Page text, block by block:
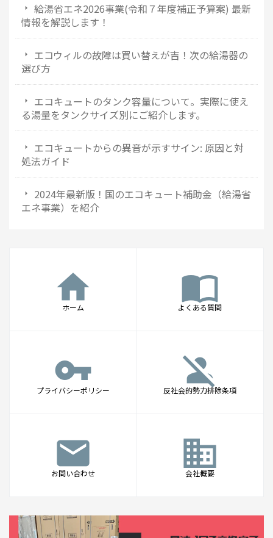
給湯省エネ2026事業(令和７年度補正予算案) 最新
情報を解説します！
エコウィルの故障は買い替えが吉！次の給湯器の
選び方
エコキュートのタンク容量について。実際に使え
る湯量をタンクサイズ別にご紹介します。
エコキュートからの異音が示すサイン: 原因と対
処法ガイド
2024年最新版！国のエコキュート補助金（給湯省
エネ事業）を紹介
home
ホーム
import_contacts
よくある質問
vpn_key
プライバシーポリシー
person_off
反社会的勢力排除条項
mail
お問い合わせ
business
会社概要